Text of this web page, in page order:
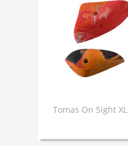
Tomas On Sight XL